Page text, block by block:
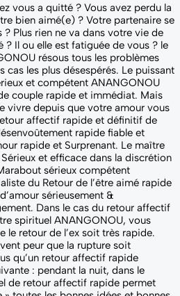
vous a quitté ? Vous avez perdu la
bien aimé(e) ? Votre partenaire se
Plus rien ne va dans votre vie de
? Il ou elle est fatiguée de vous ? le
résous tous les problèmes
cas les plus désespérés. Le puissant
et compétent ANANGONOU
couple rapide et immédiat. Mais
vivre depuis que votre amour vous
affectif rapide et définitif de
rapide fiable et
rapide et Surprenant. Le maître
et efficace dans la discrétion
sérieux compétent
du Retour de l’être aimé rapide
sérieusement &
Dans le cas du retour affectif
spirituel ANANGONOU, vous
le retour de l’ex soit très rapide.
peur que la rupture soit
qu’un retour affectif rapide
: pendant la nuit, dans le
de retour affectif rapide permet